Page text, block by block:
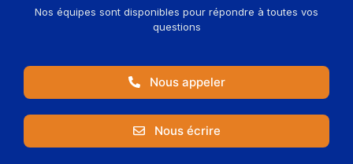
Nos équipes sont disponibles pour répondre à toutes vos
questions
Nous appeler
Nous écrire